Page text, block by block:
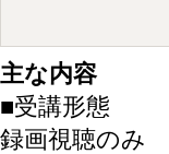
主な内容
■受講形態
録画視聴のみ